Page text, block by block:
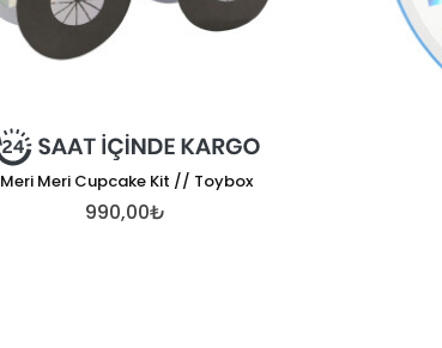
Meri Meri Cupcake Kit // Toybox
990,00₺